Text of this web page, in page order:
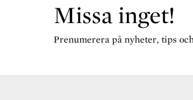
Missa inget!
Prenumerera på nyheter, tips